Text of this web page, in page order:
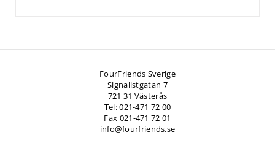
FourFriends Sverige
Signalistgatan 7
721 31 Västerås
Tel: 021-471 72 00
Fax 021-471 72 01
info@fourfriends.se